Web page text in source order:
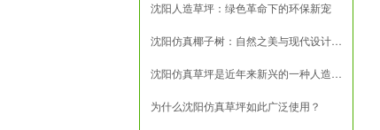
沈阳人造草坪：绿色革命下的环保新宠
沈阳仿真椰子树：自然之美与现代设计的融合
沈阳仿真草坪是近年来新兴的一种人造草坪产品
为什么沈阳仿真草坪如此广泛使用？